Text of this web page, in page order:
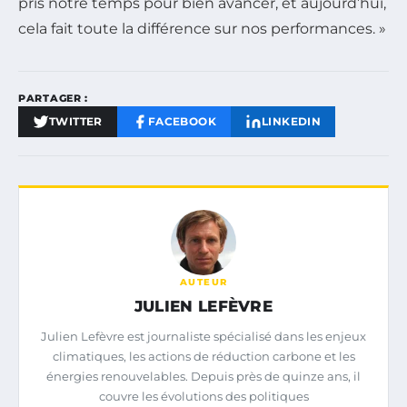
cela fait toute la différence sur nos performances. »
PARTAGER :
TWITTER FACEBOOK LINKEDIN
AUTEUR
JULIEN LEFÈVRE
Julien Lefèvre est journaliste spécialisé dans les enjeux
climatiques, les actions de réduction carbone et les
énergies renouvelables. Depuis près de quinze ans, il
couvre les évolutions des politiques